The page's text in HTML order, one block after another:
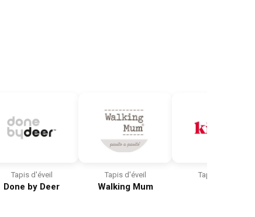
Tapis d'éveil
Done by Deer
Tapis d'éveil
Walking Mum
Tapis d'éveil